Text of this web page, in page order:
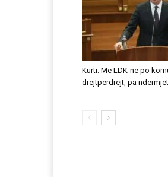
Kurti: Me LDK-në po
drejtpërdrejt, pa